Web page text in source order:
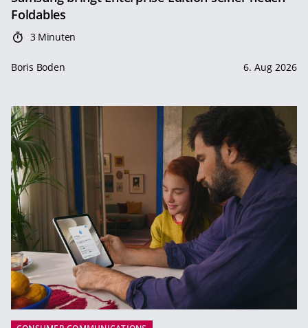
Foldables
3 Minuten
Boris Boden 6. Aug 2026